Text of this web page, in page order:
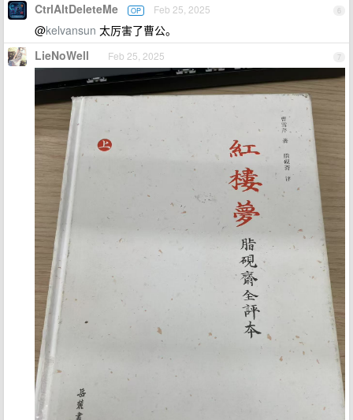
6
CtrlAltDeleteMe OP Feb 25, 2025
@kelvansun 太厉害了曹公。
7
LieNoWell Feb 25, 2025